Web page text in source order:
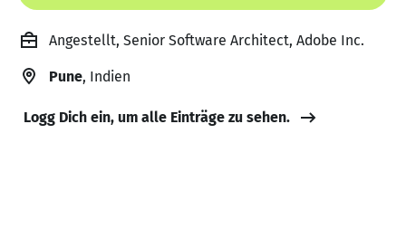
Angestellt, Senior Software Architect, Adobe Inc.
Pune, Indien
Logg Dich ein, um alle Einträge zu sehen.